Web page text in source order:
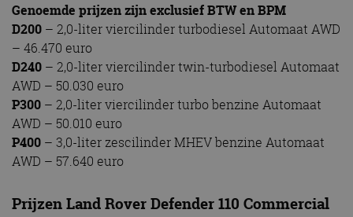
Genoemde prijzen zijn exclusief BTW en BPM
D200 – 2,0-liter viercilinder turbodiesel Automaat AWD
– 46.470 euro
D240 – 2,0-liter viercilinder twin-turbodiesel Automaat
AWD – 50.030 euro
P300 – 2,0-liter viercilinder turbo benzine Automaat
AWD – 50.010 euro
P400 – 3,0-liter zescilinder MHEV benzine Automaat
AWD – 57.640 euro
Prijzen Land Rover Defender 110 Commercial